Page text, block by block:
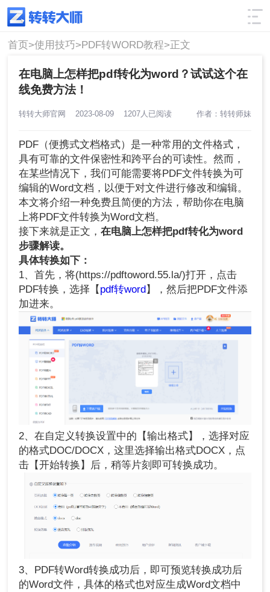
使用技巧 筛选
首页>使用技巧>PDF转WORD教程>正文
在电脑上怎样把pdf转化为word？试试这个在
线免费方法！
转转大师官网 2023-08-09 1207人已阅读 作者：转转师妹
PDF（便携式文档格式）是一种常用的文件格式，
具有可靠的文件保密性和跨平台的可读性。然而，
在某些情况下，我们可能需要将PDF文件转换为可
编辑的Word文档，以便于对文件进行修改和编辑。
本文将介绍一种免费且简便的方法，帮助你在电脑
上将PDF文件转换为Word文档。
接下来就是正文，在电脑上怎样把pdf转化为word
步骤解读。
具体转换如下：
1、首先，将(https://pdftoword.55.la/)打开，点击
PDF转换，选择【 pdf转word 】，然后把PDF文件添
加进来。
2、在自定义转换设置中的【输出格式】，选择对应
的格式DOC/DOCX，这里选择输出格式DOCX，点
击【开始转换】后，稍等片刻即可转换成功。
3、PDF转Word转换成功后，即可预览转换成功后
的Word文件，具体的格式也对应生成Word文档中